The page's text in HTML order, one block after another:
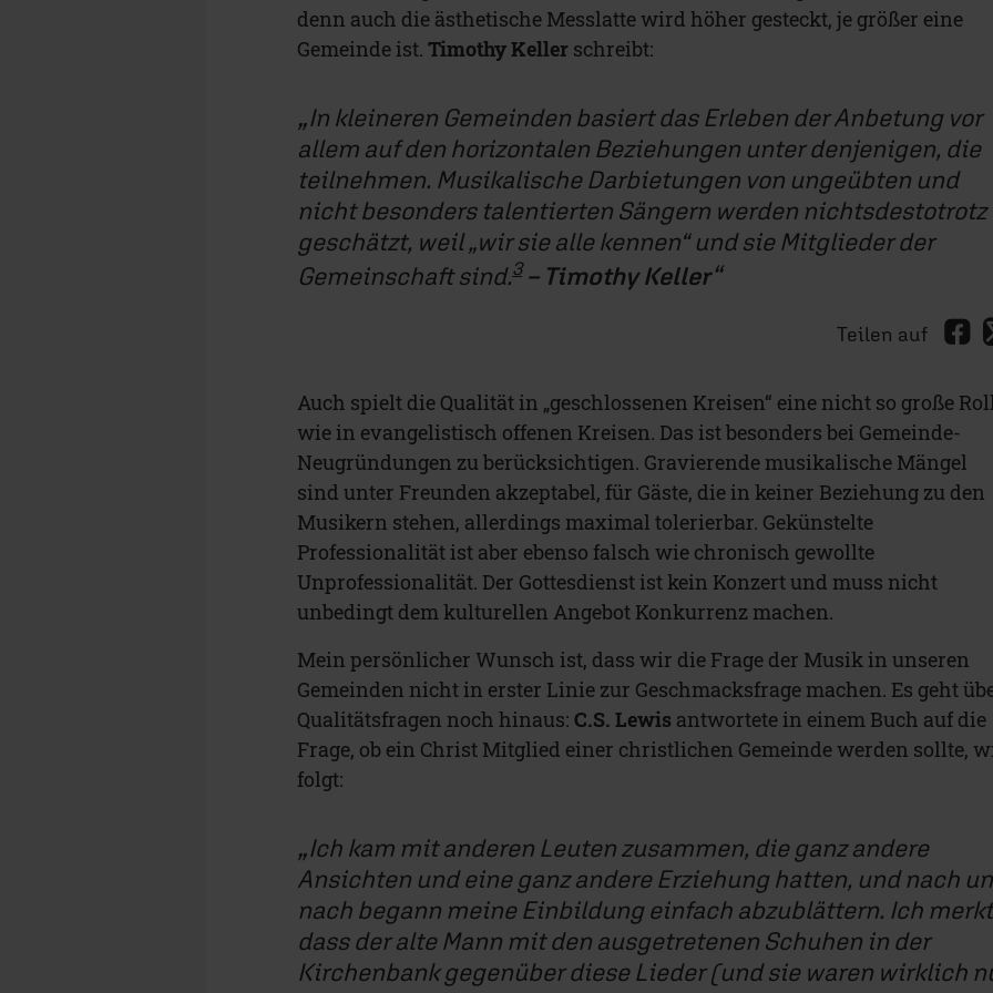
denn auch die ästhetische Messlatte wird höher gesteckt, je größer eine
Gemeinde ist.Timothy Keller schreibt:
In kleineren Gemeinden basiert das Erleben der Anbetung vor
allem auf den horizontalen Beziehungen unter denjenigen, die
teilnehmen. Musikalische Darbietungen von ungeübten und
nicht besonders talentierten Sängern werden nichtsdestotrotz
geschätzt, weil „wir sie alle kennen“ und sie Mitglieder der
Gemeinschaft sind.3 – Timothy Keller
Teilen auf
Auch spielt die Qualität in „geschlossenen Kreisen“ eine nicht so große
wie in evangelistisch offenen Kreisen. Das ist besonders bei Gemeinde-
Neugründungen zu berücksichtigen. Gravierende musikalische Mängel
sind unter Freunden akzeptabel, für Gäste, die in keiner Beziehung zu den
Musikern stehen, allerdings maximal tolerierbar. Gekünstelte
Professionalität ist aber ebenso falsch wie chronisch gewollte
Unprofessionalität. Der Gottesdienst ist kein Konzert und muss nicht
unbedingt dem kulturellen Angebot Konkurrenz machen.
Mein persönlicher Wunsch ist, dass wir die Frage der Musik in unseren
Gemeinden nicht in erster Linie zur Geschmacksfrage machen. Es geht
Qualitätsfragen noch hinaus:C.S. Lewis antwortete in einem Buch auf die
Frage, ob ein Christ Mitglied einer christlichen Gemeinde werden sollte,
folgt:
Ich kam mit anderen Leuten zusammen, die ganz andere
Ansichten und eine ganz andere Erziehung hatten, und nach
nach begann meine Einbildung einfach abzublättern. Ich
dass der alte Mann mit den ausgetretenen Schuhen in der
Kirchenbank gegenüber diese Lieder (und sie waren wirklich